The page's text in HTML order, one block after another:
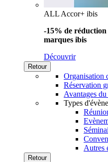
ALL Accor+ ibis
-15% de
marques ibis
Découvrir
Retour
Organisation
Réservation
Avantages
Types
Autres
Retour